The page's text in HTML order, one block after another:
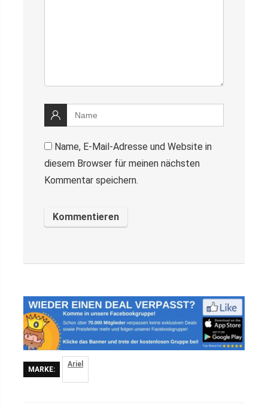
Name, E-Mail-Adresse und Website in
diesem Browser für meinen nächsten
Kommentar speichern.
MARKE:
Ariel